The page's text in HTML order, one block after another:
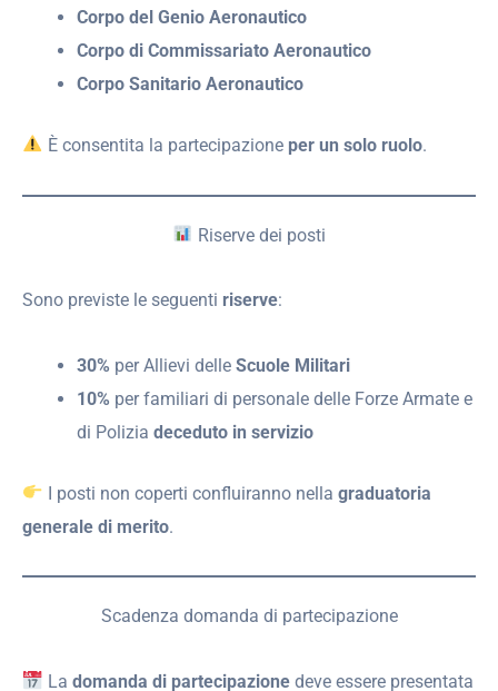
Corpo del Genio Aeronautico
Corpo di Commissariato Aeronautico
Corpo Sanitario Aeronautico
È consentita la partecipazione per un solo ruolo.
Riserve dei posti
Sono previste le seguenti riserve:
30% per Allievi delleScuole Militari
10% per familiari di personale delle Forze Armate e
di Poliziadeceduto in servizio
I posti non coperti confluiranno nella graduatoria
generale di merito.
Scadenza domanda di partecipazione
La domanda di partecipazionedeve essere presentata